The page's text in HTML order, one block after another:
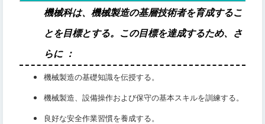
機械科は、機械製造の基層技術者を育成するこ
とを目標とする。この目標を達成するため、さ
らに ：
機械製造の基礎知識を伝授する。
機械製造、設備操作および保守の基本スキルを訓練する。
良好な安全作業習慣を養成する。